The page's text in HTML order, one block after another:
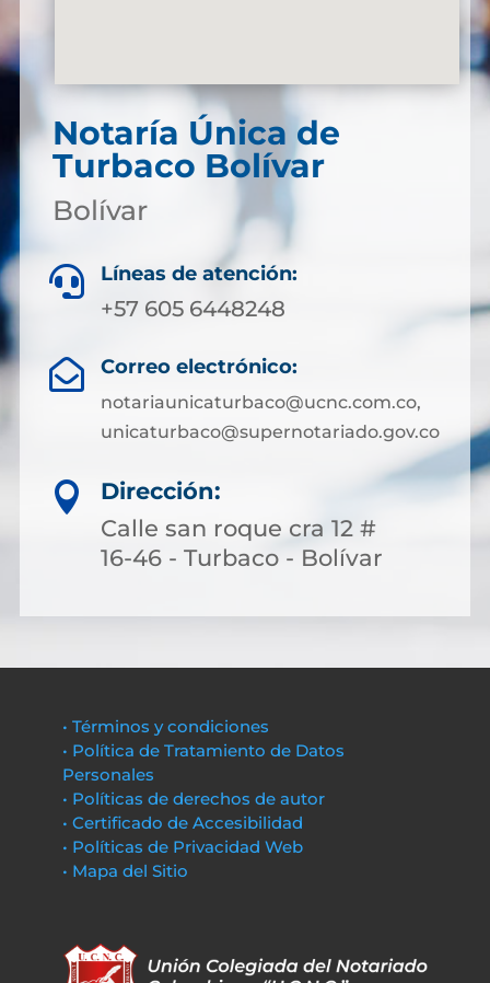
Notaría Única de
Turbaco Bolívar
Bolívar
 Líneas de atención:
+57 605 6448248
 Correo electrónico:
notariaunicaturbaco@ucnc.com.co,
unicaturbaco@supernotariado.gov.co

Dirección:
Calle san roque cra 12 #
16-46 - Turbaco - Bolívar
• Términos y condiciones
• Política de Tratamiento de Datos
Personales
• Políticas de derechos de autor
• Certificado de Accesibilidad
• Políticas de Privacidad Web
• Mapa del Sitio